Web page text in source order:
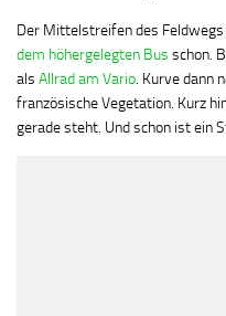
Der Mittelstreifen des
dem höhergelegten Bus schon.
als Allrad am Vario. Kurve dann
französische Vegetation. Kurz
gerade steht. Und schon ist ein